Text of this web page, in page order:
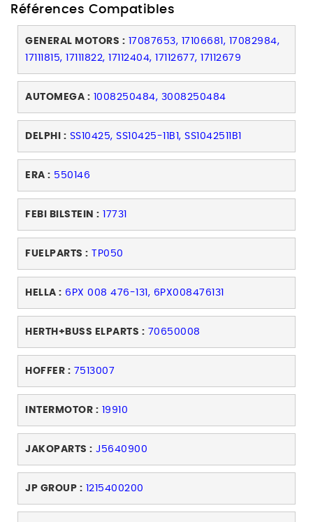
Références Compatibles
GENERAL MOTORS :
17087653, 17106681, 17082984,
17111815, 17111822, 17112404, 17112677, 17112679
AUTOMEGA : 1008250484, 3008250484
DELPHI : SS10425, SS10425-11B1, SS1042511B1
ERA : 550146
FEBI BILSTEIN : 17731
FUELPARTS : TP050
HELLA : 6PX 008 476-131, 6PX008476131
HERTH+BUSS ELPARTS : 70650008
HOFFER : 7513007
INTERMOTOR : 19910
JAKOPARTS : J5640900
JP GROUP : 1215400200